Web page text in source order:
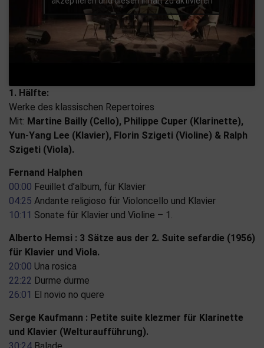
1. Hälfte:
Werke des klassischen Repertoires
Mit: Martine Bailly (Cello), Philippe Cuper (Klarinette),
Yun-Yang Lee (Klavier), Florin Szigeti (Violine) & Ralph
Szigeti (Viola).
Fernand Halphen
00:00 Feuillet d’album, für Klavier
04:25 Andante religioso für Violoncello und Klavier
10:11 Sonate für Klavier und Violine – 1.
Alberto Hemsi : 3 Sätze aus der 2. Suite sefardie (1956)
für Klavier und Viola.
20:00 Una rosica
22:22 Durme durme
26:01 El novio no quere
Serge Kaufmann : Petite suite klezmer für Klarinette
und Klavier (Welturaufführung).